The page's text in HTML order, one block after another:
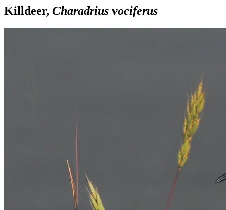
Killdeer, Charadrius vociferus